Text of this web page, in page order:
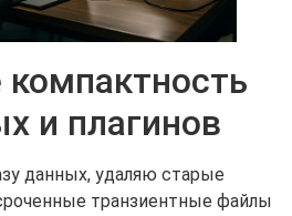
компактность
и плагинов
данных, удаляю старые
транзиентные файлы